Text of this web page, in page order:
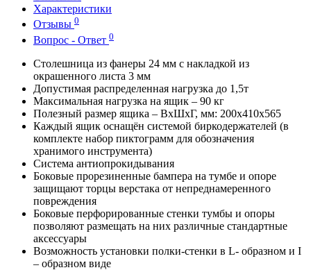
Характеристики
Отзывы 0
Вопрос - Ответ 0
Столешница из фанеры 24 мм с накладкой из
окрашенного листа 3 мм
Допустимая распределенная нагрузка до 1,5т
Максимальная нагрузка на ящик – 90 кг
Полезный размер ящика – ВхШхГ, мм: 200х410х565
Каждый ящик оснащён системой биркодержателей (в
комплекте набор пиктограмм для обозначения
хранимого инструмента)
Система антиопрокидывания
Боковые прорезиненные бампера на тумбе и опоре
защищают торцы верстака от непреднамеренного
повреждения
Боковые перфорированные стенки тумбы и опоры
позволяют размещать на них различные стандартные
аксессуары
Возможность установки полки-стенки в L- образном и I
– образном виде